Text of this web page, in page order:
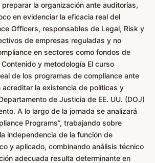
la organización ante auditorías,
en evidenciar la eficacia real del
Officers, responsables de Legal, Risk y
de empresas reguladas y no
en sectores como fondos de
y metodología El curso
de los programas de compliance ante
la existencia de políticas y
de Justicia de EE. UU. (DOJ)
A lo largo de la jornada se analizará
Programs”, trabajando sobre
independencia de la función de
y aplicado, combinando análisis técnico
adecuada resulta determinante en